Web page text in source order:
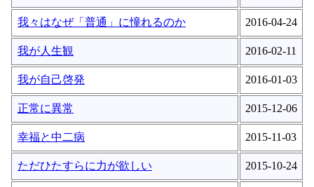
我々はなぜ「普通」に憧れるのか 2016-04-24
我が人生観 2016-02-11
我が自己啓発 2016-01-03
正常に異常 2015-12-06
幸福と中二病 2015-11-03
ただひたすらに力が欲しい 2015-10-24